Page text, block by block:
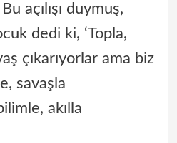
açılışı duymuş,
dedi ki, ‘Topla,
çıkarıyorlar ama biz
savaşla
akılla